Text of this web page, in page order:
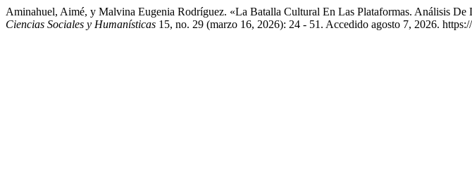
Aminahuel, Aimé, y Malvina Eugenia Rodríguez. «La Batalla Cultural En Las Plataformas. Análisis
Ciencias Sociales y Humanísticas 15, no. 29 (marzo 16, 2026): 24 - 51. Accedido agosto 7, 2026.